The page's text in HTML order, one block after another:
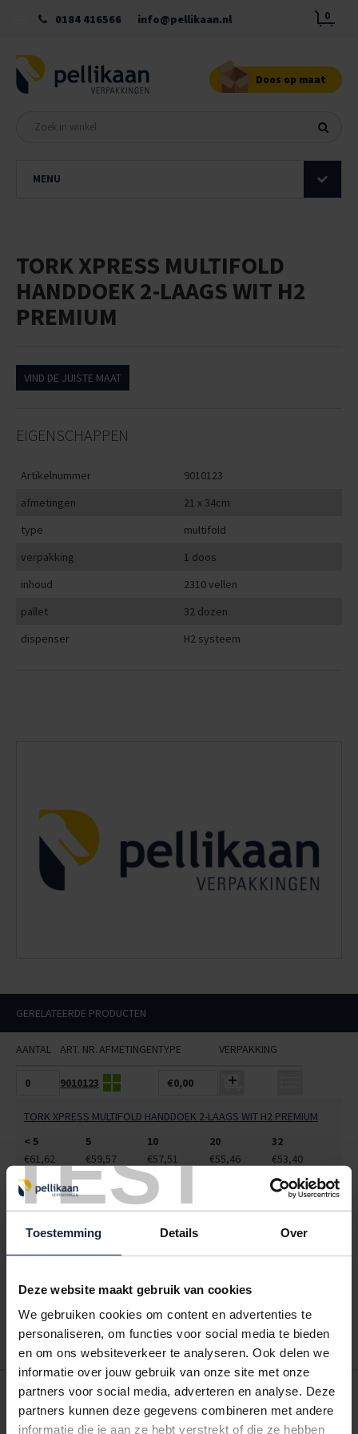
TEST
Toestemming Details Over
Deze website maakt gebruik van cookies
We gebruiken cookies om content en advertenties te
personaliseren, om functies voor social media te bieden
en om ons websiteverkeer te analyseren. Ook delen we
informatie over jouw gebruik van onze site met onze
partners voor social media, adverteren en analyse. Deze
partners kunnen deze gegevens combineren met andere
informatie die je aan ze hebt verstrekt of die ze hebben
0184 416566 info@pellikaan.nl 0
Doos op maat
MENU
TORK XPRESS MULTIFOLD
HANDDOEK 2-LAAGS WIT H2
PREMIUM
VIND DE JUISTE MAAT
EIGENSCHAPPEN
Artikelnummer
9010123
afmetingen
21 x 34cm
type
multifold
verpakking
1 doos
inhoud
2310 vellen
pallet
32 dozen
dispenser
H2 systeem
GERELATEERDE PRODUCTEN
AANTAL ART. NR.AFMETINGENTYPE VERPAKKING
9010123 €0,00
TORK XPRESS MULTIFOLD HANDDOEK 2-LAAGS WIT H2 PREMIUM
< 5
5 10 20
32
€61,62
€59,57 €57,51 €55,46 €53,40
ALLES BESTELLEN
Gebruik bestel- en offertelijsten om eenvoudig en snel producten
account. Dat pakt altijd goed uit voor uw administratie!
POSTDOOS BEDRUKKEN
Voor een veilige verzending